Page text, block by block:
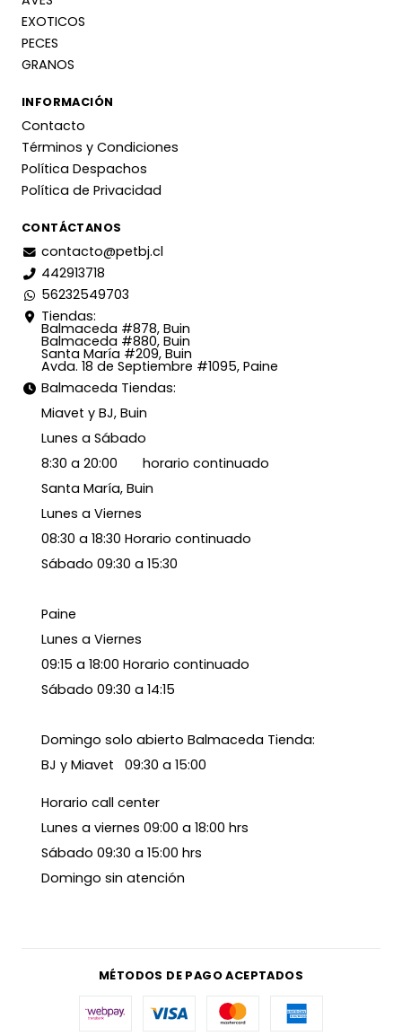
EXOTICOS
PECES
GRANOS
INFORMACIÓN
Contacto
Términos y Condiciones
Política Despachos
Política de Privacidad
CONTÁCTANOS
contacto@petbj.cl
442913718
56232549703
Tiendas:
Balmaceda #878, Buin
Balmaceda #880, Buin
Santa María #209, Buin
Avda. 18 de Septiembre #1095, Paine
Balmaceda Tiendas:
Miavet y BJ, Buin
Lunes a Sábado
8:30 a 20:00 horario continuado
Santa María, Buin
Lunes a Viernes
08:30 a 18:30 Horario continuado
Sábado 09:30 a 15:30
Paine
Lunes a Viernes
09:15 a 18:00 Horario continuado
Sábado 09:30 a 14:15
Domingo solo abierto Balmaceda Tienda:
BJ y Miavet 09:30 a 15:00
Horario call center
Lunes a viernes 09:00 a 18:00 hrs
Sábado 09:30 a 15:00 hrs
Domingo sin atención
MÉTODOS DE PAGO ACEPTADOS